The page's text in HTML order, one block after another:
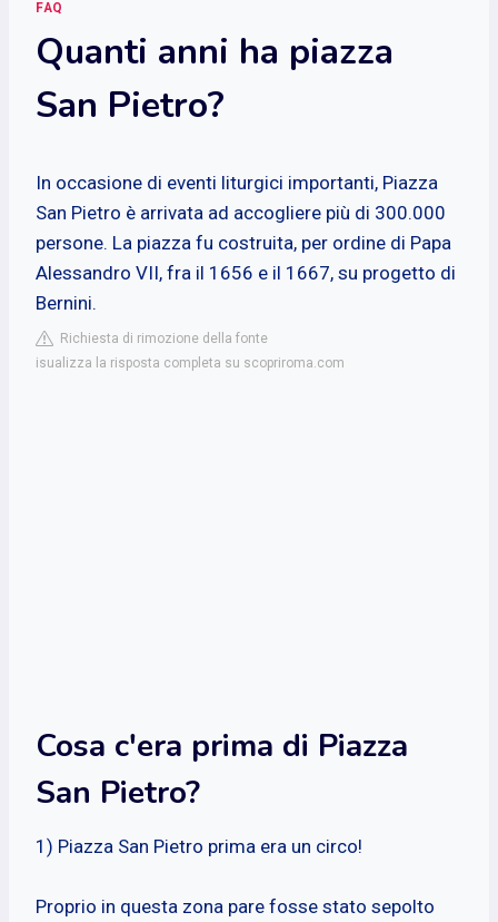
FAQ
Quanti anni ha piazza
San Pietro?
In occasione di eventi liturgici importanti, Piazza
San Pietro è arrivata ad accogliere più di 300.000
persone. La piazza fu costruita, per ordine di Papa
Alessandro VII, fra il 1656 e il 1667, su progetto di
Bernini.
Richiesta di rimozione della fonte
isualizza la risposta completa su scopriroma.com
Cosa c'era prima di Piazza
San Pietro?
1) Piazza San Pietro prima era un circo!
Proprio in questa zona pare fosse stato sepolto